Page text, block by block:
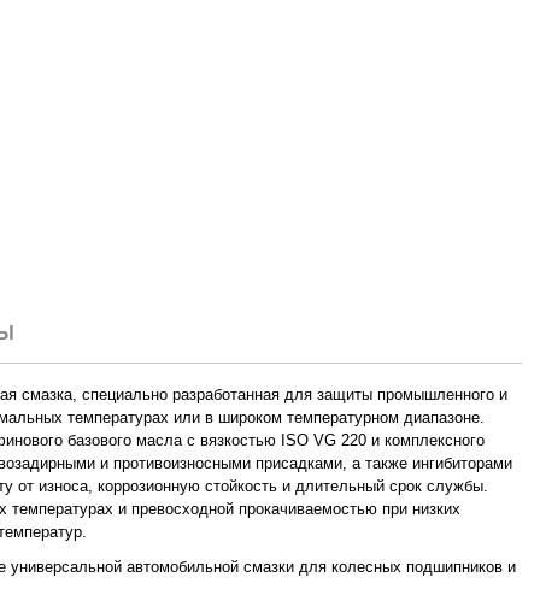
смазка, специально разработанная для защиты промышленного и
температурах или в широком температурном диапазоне.
базового масла с вязкостью ISO VG 220 и комплексного
и противоизносными присадками, а также ингибиторами
от износа, коррозионную стойкость и длительный срок службы.
и превосходной прокачиваемостью при низких
автомобильной смазки для колесных подшипников и